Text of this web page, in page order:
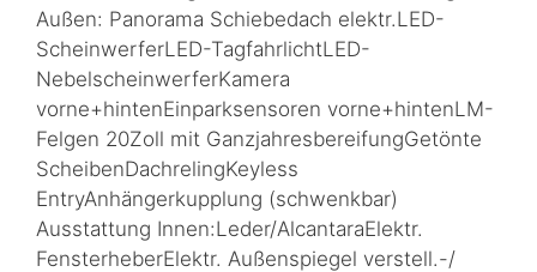
Außen: Panorama Schiebedach elektr.LED-
ScheinwerferLED-TagfahrlichtLED-
NebelscheinwerferKamera
vorne+hintenEinparksensoren vorne+hintenLM-
Felgen 20Zoll mit GanzjahresbereifungGetönte
ScheibenDachrelingKeyless
EntryAnhängerkupplung (schwenkbar)
Ausstattung Innen:Leder/AlcantaraElektr.
FensterheberElektr. Außenspiegel verstell.-/